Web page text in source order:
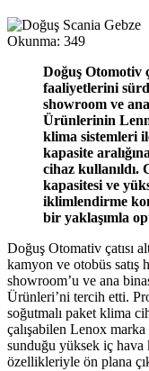
Okunma: 349
Doğuş Otomotiv
faaliyetlerini
showroom ve
Ürünlerinin
klima sistemleri
kapasite
cihaz kullanıldı.
kapasitesi ve
iklimlendirme
bir yaklaşımla
Doğuş Otomativ çatısı
kamyon ve otobüs satış
showroom’u ve ana
Ürünleri’ni tercih etti.
soğutmalı paket klima
çalışabilen Lenox marka
sunduğu yüksek iç hava
özellikleriyle ön plana